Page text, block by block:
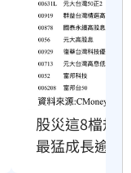
股災這8檔規
最猛成長逾